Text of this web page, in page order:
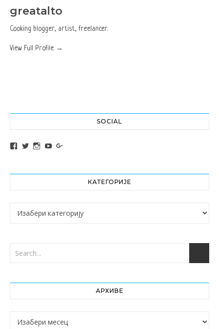
greatalto
Cooking blogger, artist, freelancer.
View Full Profile →
SOCIAL
View altochef’s profile on Facebook
View jovancica73’s profile on Twitter
View jovancica73’s profile on Instagram
View jovancica73’s profile on YouTube
КАТЕГОРИЈЕ
Категорије
АРХИВЕ
Архиве